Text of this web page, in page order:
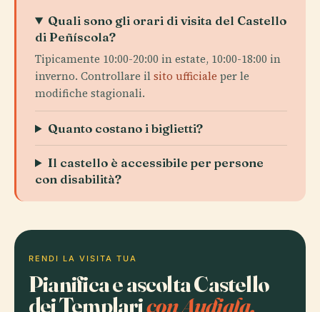
Quali sono gli orari di visita del Castello
di Peñíscola?
Tipicamente 10:00-20:00 in estate, 10:00-18:00 in
inverno. Controllare ilsito ufficiale per le
modifiche stagionali.
Quanto costano i biglietti?
Il castello è accessibile per persone
con disabilità?
RENDI LA VISITA TUA
Pianifica e ascolta Castello
dei Templaricon Audiala.